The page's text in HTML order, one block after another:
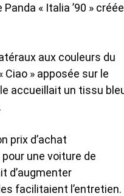
« Italia ’90 » créée
aux couleurs du
» apposée sur le
accueillait un tissu
prix d’achat
une voiture de
d’augmenter
facilitaient l’entretien.